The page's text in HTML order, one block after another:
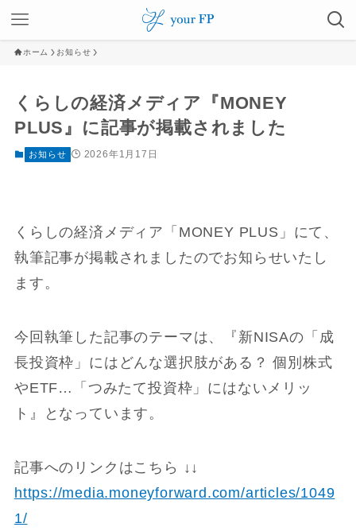
ホーム お知らせ
くらしの経済メディア『MONEY
PLUS』に記事が掲載されました
お知らせ 2026年1月17日
くらしの経済メディア「MONEY PLUS」にて、
執筆記事が掲載されましたのでお知らせいたし
ます。
今回執筆した記事のテーマは、『新NISAの「成
長投資枠」にはどんな選択肢がある？ 個別株式
やETF…「つみたて投資枠」にはないメリッ
ト』となっています。
記事へのリンクはこちら ↓↓
https://media.moneyforward.com/articles/1049
1/